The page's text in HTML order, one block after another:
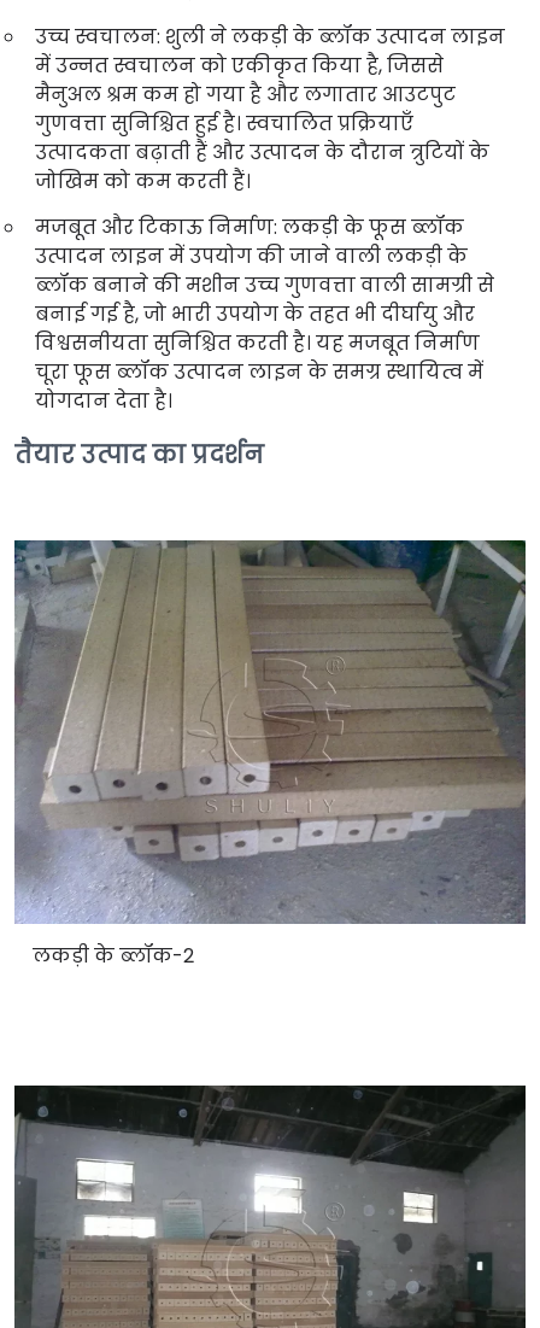
उच्च स्वचालन: शुली ने लकड़ी के ब्लॉक उत्पादन लाइन
में उन्नत स्वचालन को एकीकृत किया है, जिससे
मैनुअल श्रम कम हो गया है और लगातार आउटपुट
गुणवत्ता सुनिश्चित हुई है। स्वचालित प्रक्रियाएँ
उत्पादकता बढ़ाती हैं और उत्पादन के दौरान त्रुटियों के
जोखिम को कम करती हैं।
मजबूत और टिकाऊ निर्माण: लकड़ी के फूस ब्लॉक
उत्पादन लाइन में उपयोग की जाने वाली लकड़ी के
ब्लॉक बनाने की मशीन उच्च गुणवत्ता वाली सामग्री से
बनाई गई है, जो भारी उपयोग के तहत भी दीर्घायु और
विश्वसनीयता सुनिश्चित करती है। यह मजबूत निर्माण
चूरा फूस ब्लॉक उत्पादन लाइन के समग्र स्थायित्व में
योगदान देता है।
तैयार उत्पाद का प्रदर्शन
लकड़ी के ब्लॉक-2